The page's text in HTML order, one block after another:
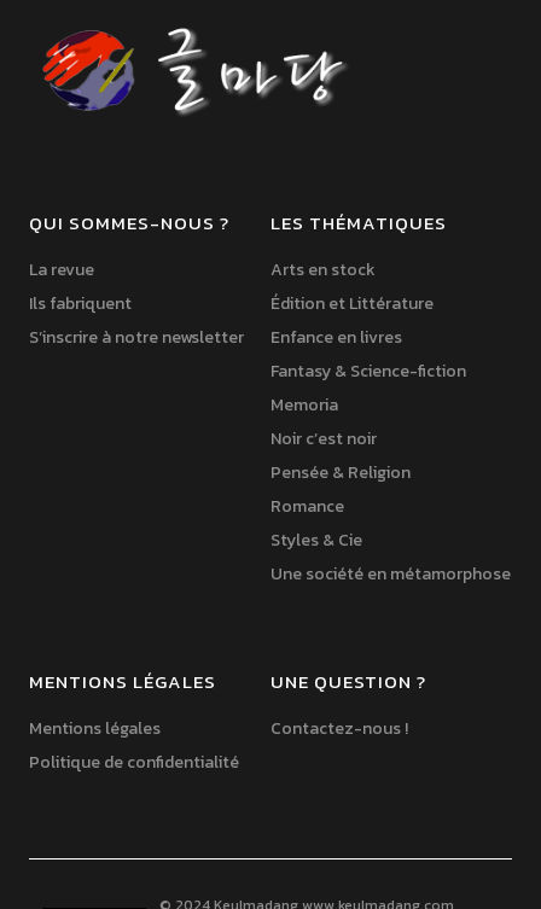
QUI SOMMES-NOUS ?
La revue
Ils fabriquent
S’inscrire à notre newsletter
LES THÉMATIQUES
Arts en stock
Édition et Littérature
Enfance en livres
Fantasy & Science-fiction
Memoria
Noir c’est noir
Pensée & Religion
Romance
Styles & Cie
Une société en métamorphose
MENTIONS LÉGALES
Mentions légales
Politique de confidentialité
UNE QUESTION ?
Contactez-nous !